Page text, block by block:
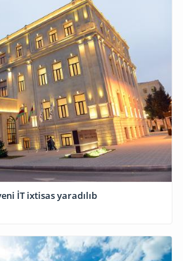
İT ixtisas yaradılıb